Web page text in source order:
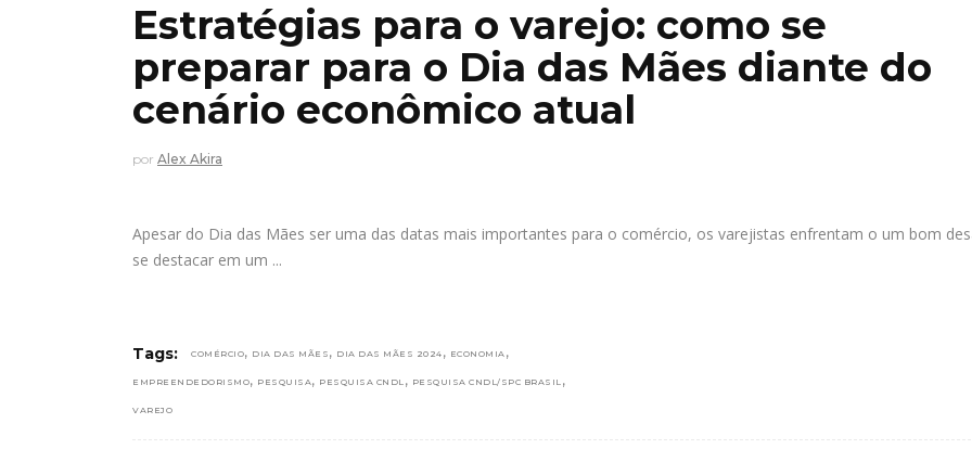
Estratégias para o varejo: como se
preparar para o Dia das Mães diante do
cenário econômico atual
por Alex Akira
Apesar do Dia das Mães ser uma das datas mais importantes para o comércio, os varejistas enfrentam o um bom
se destacar em um
Tags: COMÉRCIO, DIA DAS MÃES , DIA DAS MÃES 2024 , ECONOMIA ,
EMPREENDEDORISMO, PESQUISA, PESQUISA CNDL , PESQUISA CNDL/SPC BRASIL ,
VAREJO